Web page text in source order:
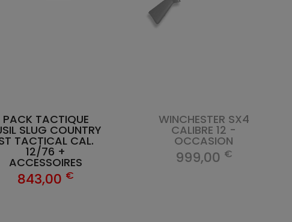
WINCHESTER SX4
CALIBRE 12 -
OCCASION
999,00 €
PACK TACTIQUE
SLUG COUNTRY
TACTICAL CAL.
12/76 +
ACCESSOIRES
843,00 €